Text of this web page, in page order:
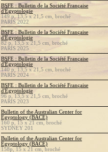
BSFE : Bulletin de la Société Française
d'Égyptologie
149 p, 13,5 x 21,5 cm, broché
PARIS 2022
BSFE : Bulletin de la Société Française
d'Égyptologie
82 p, 13,5 x 21,5 cm, broché
PARIS 2025
BSFE : Bulletin de la Société Française
d'Égyptologie
140 p, 13,5 x 21,5 cm, broché
PARIS 2024
BSFE : Bulletin de la Société Française
d'Égyptologie
96 p, 13,5 x 21,5 cm, broché
PARIS 2023
Bulletin of the Australian Center for
Egyptology (BACE)
160 p, 15 x 21 cm, broché
SYDNEY 201
Bulletin of the Australian Center for
Egyptology (BACE)
158p, 15 x 21 cm, broché